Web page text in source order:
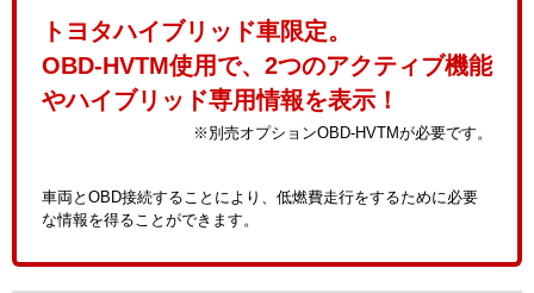
トヨタハイブリッド車限定。
OBD-HVTM使用で、2つのアクティブ機能
やハイブリッド専用情報を表示！
※別売オプションOBD-HVTMが必要です。
車両とOBD接続することにより、低燃費走行をするために必要
な情報を得ることができます。